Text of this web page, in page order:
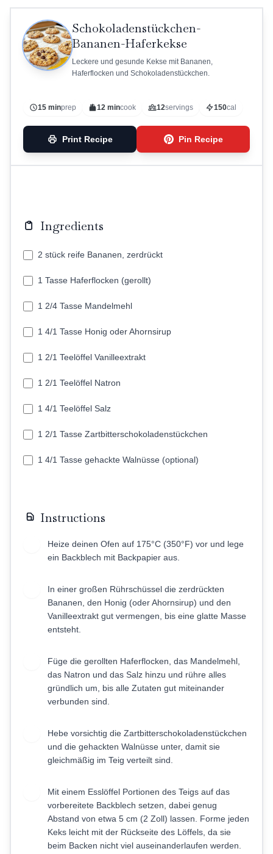
Schokoladenstückchen-
Bananen-Haferkekse
Leckere und gesunde Kekse mit Bananen,
Haferflocken und Schokoladenstückchen.
15 minprep 12 mincook 12servings 150cal
Print Recipe Pin Recipe
Ingredients
2 stück reife Bananen, zerdrückt
1 Tasse Haferflocken (gerollt)
1 2/4 Tasse Mandelmehl
1 4/1 Tasse Honig oder Ahornsirup
1 2/1 Teelöffel Vanilleextrakt
1 2/1 Teelöffel Natron
1 4/1 Teelöffel Salz
1 2/1 Tasse Zartbitterschokoladenstückchen
1 4/1 Tasse gehackte Walnüsse (optional)
Instructions
Heize deinen Ofen auf 175°C (350°F) vor und lege
ein Backblech mit Backpapier aus.
In einer großen Rührschüssel die zerdrückten
Bananen, den Honig (oder Ahornsirup) und den
Vanilleextrakt gut vermengen, bis eine glatte Masse
entsteht.
Füge die gerollten Haferflocken, das Mandelmehl,
das Natron und das Salz hinzu und rühre alles
gründlich um, bis alle Zutaten gut miteinander
verbunden sind.
Hebe vorsichtig die Zartbitterschokoladenstückchen
und die gehackten Walnüsse unter, damit sie
gleichmäßig im Teig verteilt sind.
Mit einem Esslöffel Portionen des Teigs auf das
vorbereitete Backblech setzen, dabei genug
Abstand von etwa 5 cm (2 Zoll) lassen. Forme jeden
Keks leicht mit der Rückseite des Löffels, da sie
beim Backen nicht viel auseinanderlaufen werden.